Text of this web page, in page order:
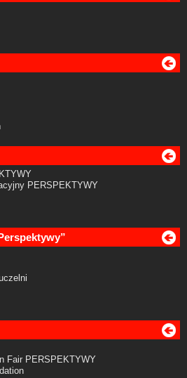
PERSPEKTYWY
Fair PERSPEKTYWY